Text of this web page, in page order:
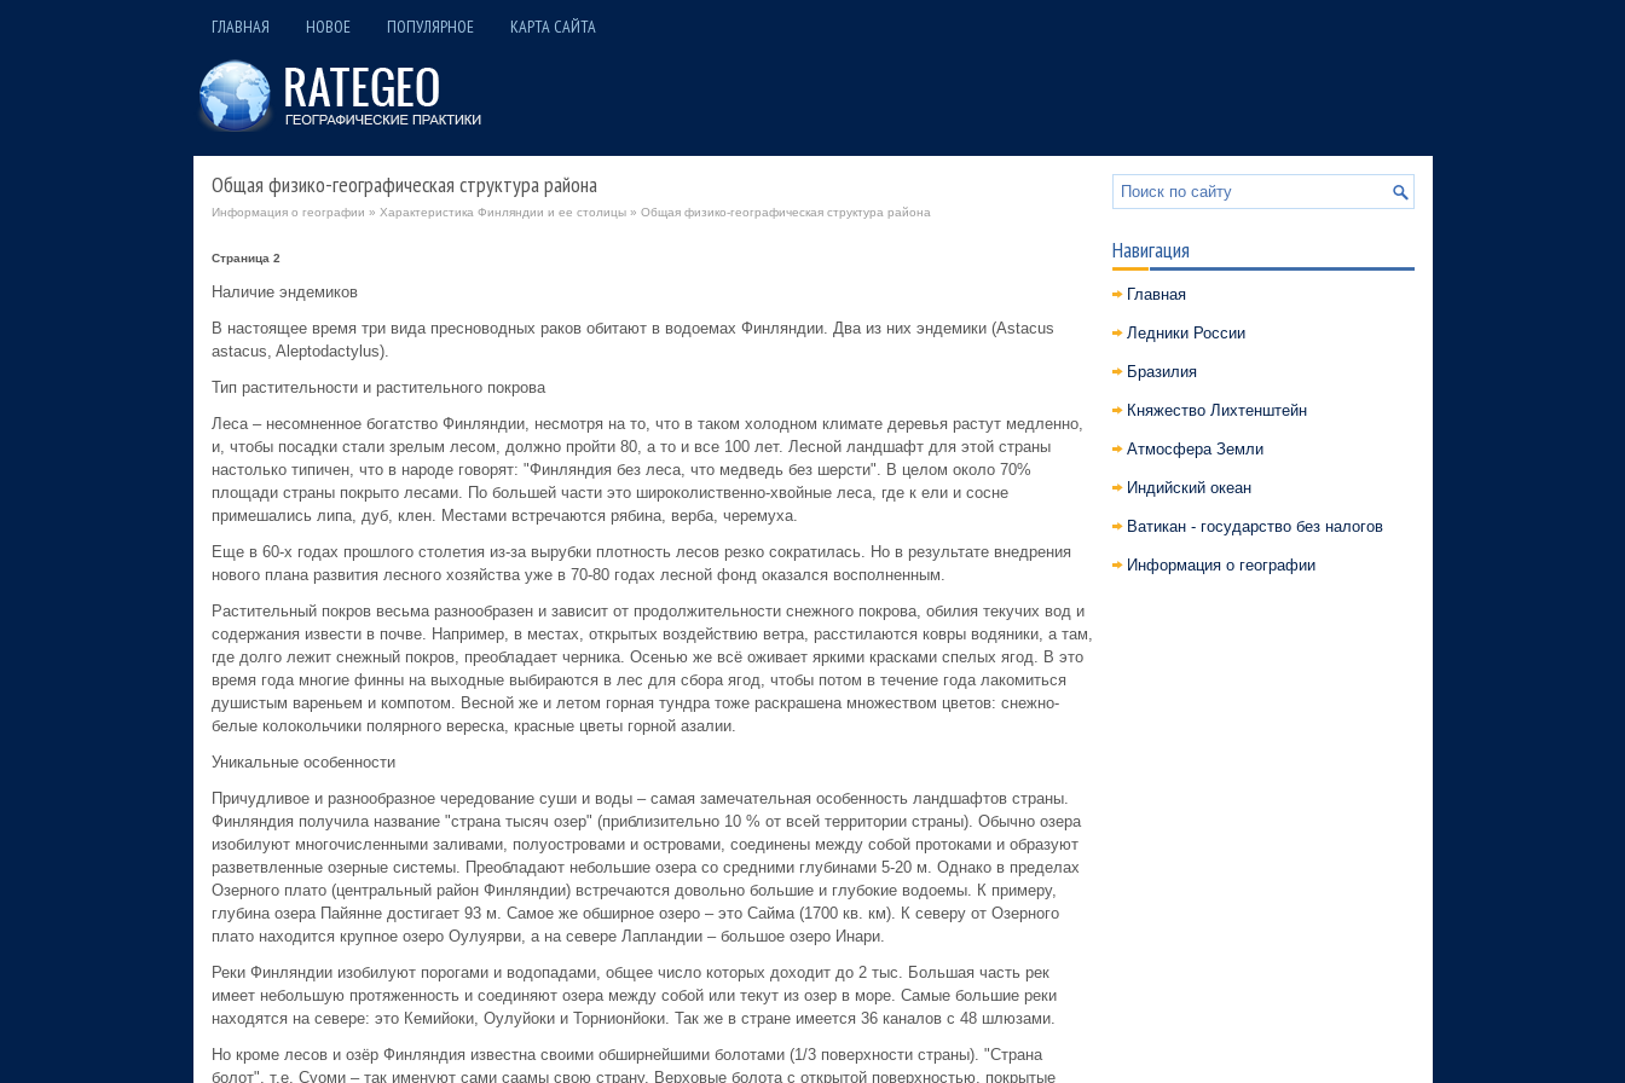
ГЛАВНАЯ НОВОЕ ПОПУЛЯРНОЕ КАРТА САЙТА
Общая физико-географическая структура района
Информация о географии » Характеристика Финляндии и ее столицы» Общая физико-географическая структура района
Страница 2
Наличие эндемиков
В настоящее время три вида пресноводных раков обитают в водоемах Финляндии. Два из них эндемики (Astacus
astacus, Aleptodactylus).
Тип растительности и растительного покрова
Леса – несомненное богатство Финляндии, несмотря на то, что в таком холодном климате деревья растут медленно,
и, чтобы посадки стали зрелым лесом, должно пройти 80, а то и все 100 лет. Лесной ландшафт для этой страны
настолько типичен, что в народе говорят: "Финляндия без леса, что медведь без шерсти". В целом около 70%
площади страны покрыто лесами. По большей части это широколиственно-хвойные леса, где к ели и сосне
примешались липа, дуб, клен. Местами встречаются рябина, верба, черемуха.
Еще в 60-х годах прошлого столетия из-за вырубки плотность лесов резко сократилась. Но в результате внедрения
нового плана развития лесного хозяйства уже в 70-80 годах лесной фонд оказался восполненным.
Растительный покров весьма разнообразен и зависит от продолжительности снежного покрова, обилия текучих вод и
содержания извести в почве. Например, в местах, открытых воздействию ветра, расстилаются ковры водяники, а там,
где долго лежит снежный покров, преобладает черника. Осенью же всё оживает яркими красками спелых ягод. В это
время года многие финны на выходные выбираются в лес для сбора ягод, чтобы потом в течение года лакомиться
душистым вареньем и компотом. Весной же и летом горная тундра тоже раскрашена множеством цветов: снежно-
белые колокольчики полярного вереска, красные цветы горной азалии.
Уникальные особенности
Причудливое и разнообразное чередование суши и воды – самая замечательная особенность ландшафтов страны.
Финляндия получила название "страна тысяч озер" (приблизительно 10 % от всей территории страны). Обычно озера
изобилуют многочисленными заливами, полуостровами и островами, соединены между собой протоками и образуют
разветвленные озерные системы. Преобладают небольшие озера со средними глубинами 5-20 м. Однако в пределах
Озерного плато (центральный район Финляндии) встречаются довольно большие и глубокие водоемы. К примеру,
глубина озера Пайянне достигает 93 м. Самое же обширное озеро – это Сайма (1700 кв. км). К северу от Озерного
плато находится крупное озеро Оулуярви, а на севере Лапландии – большое озеро Инари.
Реки Финляндии изобилуют порогами и водопадами, общее число которых доходит до 2 тыс. Большая часть рек
имеет небольшую протяженность и соединяют озера между собой или текут из озер в море. Самые большие реки
находятся на севере: это Кемийоки, Оулуйоки и Торнионйоки. Так же в стране имеется 36 каналов с 48 шлюзами.
Но кроме лесов и озёр Финляндия известна своими обширнейшими болотами (1/3 поверхности страны). "Страна
болот", т.е. Суоми – так именуют сами саамы свою страну. Верховые болота с открытой поверхностью, покрытые
Навигация
Главная
Ледники России
Бразилия
Княжество Лихтенштейн
Атмосфера Земли
Индийский океан
Ватикан - государство без налогов
Информация о географии